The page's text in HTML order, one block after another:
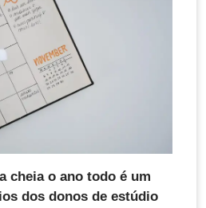
cheia o ano todo é um
dos donos de estúdio